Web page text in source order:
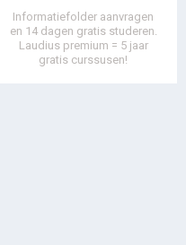
Informatiefolder aanvragen
en 14 dagen gratis studeren.
Laudius premium = 5 jaar
gratis curssusen!